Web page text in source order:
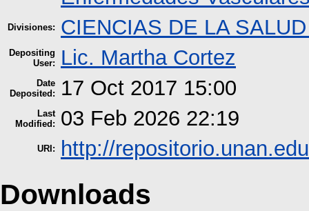
Divisiones: CIENCIAS DE LA
Depositing
User:
Lic. Martha Cortez
Date
Deposited:
17 Oct 2017 15:00
Last
Modified:
03 Feb 2026 22:19
URI: http://
Downloads